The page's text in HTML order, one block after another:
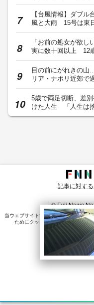
【台風情報】ダブ
風と大雨 15号は東
「お前の処女が欲
実に数十回以上 12
目の前にがれきの
リア・ナポリ近郊で
5歳で両足切断、差
けた人生 「人生は
記事に対す
© Fuji News
当ウェブサイトでは、ユーザのニーズ
ためにクッキーを使⽤しています。